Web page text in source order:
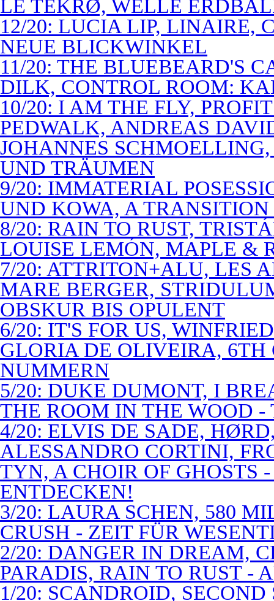
LE TEKRØ, WELLE
12/20: LUCIA LIP, LINAIRE,
NEUE BLICKWINKEL
11/20: THE BLUEBEARD'S
DILK, CONTROL ROOM:
10/20: I AM THE FLY,
PEDWALK, ANDREAS
JOHANNES
UND TRÄUMEN
9/20: IMMATERIAL
UND KOWA, A
8/20: RAIN TO RUST,
LOUISE LEMÓN, MAPLE &
7/20: ATTRITON+ALU, LES
MARE BERGER,
OBSKUR BIS OPULENT
6/20: IT'S FOR US,
GLORIA DE OLIVEIRA, 6TH
NUMMERN
5/20: DUKE DUMONT, I
THE ROOM IN THE WOOD
4/20: ELVIS DE SADE,
ALESSANDRO CORTINI,
TYN, A CHOIR OF GHOSTS
ENTDECKEN!
3/20: LAURA SCHEN, 580
CRUSH - ZEIT FÜR
2/20: DANGER IN DREAM,
PARADIS, RAIN TO RUST -
1/20: SCANDROID,